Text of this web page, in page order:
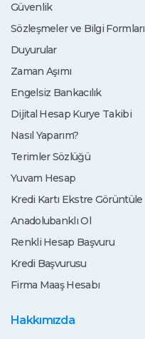
Güvenlik
Sözleşmeler ve Bilgi Formları
Duyurular
Zaman Aşımı
Engelsiz Bankacılık
Dijital Hesap Kurye Takibi
Nasıl Yaparım?
Terimler Sözlüğü
Yuvam Hesap
Kredi Kartı Ekstre Görüntüle
Anadolubanklı Ol
Renkli Hesap Başvuru
Kredi Başvurusu
Firma Maaş Hesabı
Hakkımızda